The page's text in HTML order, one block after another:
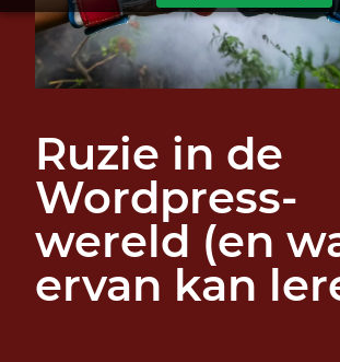
Ruzie in de
Wordpress-
wereld (en
ervan kan